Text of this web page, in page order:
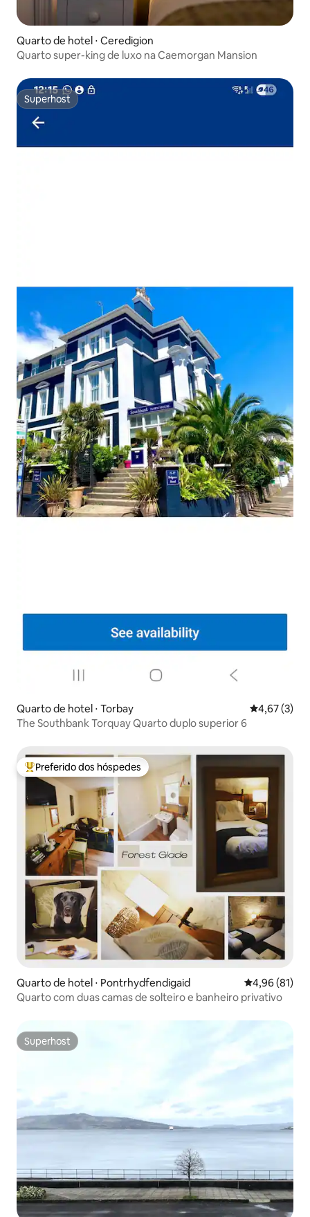
Quarto de hotel ⋅ Ceredigion
Quarto super-king de luxo na Caemorgan Mansion
Superhost
Superhost
Quarto de hotel ⋅ Torbay 4,67 de
4,67 (3)
The Southbank Torquay Quarto duplo superior 6
Entre os melhores preferidos dos hóspedes
Preferido dos hóspedes
Quarto de hotel ⋅ Pontrhydfendigaid 4,96 de uma
4,96 (81)
Quarto com duas camas de solteiro e banheiro privativo
Superhost
Superhost